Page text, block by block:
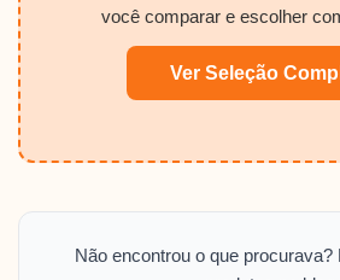
você comparar e escolher
Ver Seleção
Não encontrou o que procurava?